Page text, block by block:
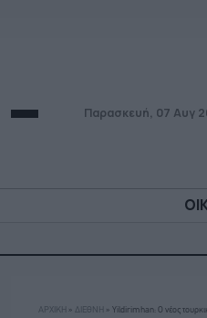
Παρασκευή, 07 Αυγ
ΑΡΧΙΚΗ » ΔΙΕΘΝΗ » Yildirimhan: Ο νέος